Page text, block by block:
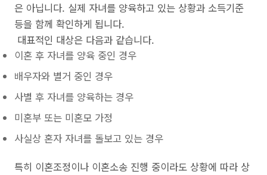
은 아닙니다. 실제 자녀를 양육하고 있는 상황과 소득기준
등을 함께 확인하게 됩니다.
대표적인 대상은 다음과 같습니다.
이혼 후 자녀를 양육 중인 경우
배우자와 별거 중인 경우
사별 후 자녀를 양육하는 경우
미혼부 또는 미혼모 가정
사실상 혼자 자녀를 돌보고 있는 경우
특히 이혼조정이나 이혼소송 진행 중이라도 상황에 따라 상